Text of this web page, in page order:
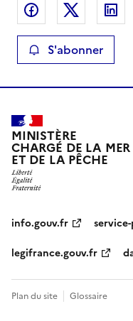
Partager sur
S'abonner
MINISTÈRE
CHARGÉ DE LA MER
ET DE LA PÊCHE
info.gouv.fr
legifrance.gouv.fr
Plan du site Glossaire